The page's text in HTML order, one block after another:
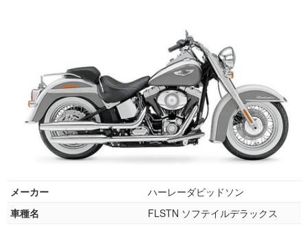
メーカー
ハーレーダビッドソン
車種名
FLSTN ソフテイルデラックス